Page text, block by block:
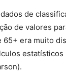
de
de valores
65+ era muito